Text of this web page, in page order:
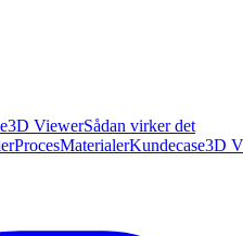
3D ViewerSådan virker det
ProcesMaterialerKundecase3D